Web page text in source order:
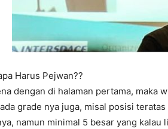
Harus Pejwan??
dengan di halaman pertama, maka
grade nya juga, misal posisi
namun minimal 5 besar yang